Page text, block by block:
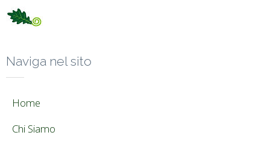
Naviga nel sito
Home
Chi Siamo